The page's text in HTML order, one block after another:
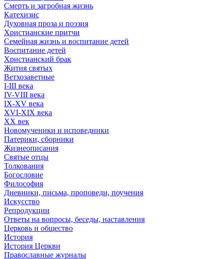
Смерть и загробная жизнь
Катехизис
Духовная проза и поэзия
Христианские притчи
Семейная жизнь и воспитание детей
Воспитание детей
Христианский брак
Жития святых
Ветхозаветные
I-III века
IV-VIII века
IX-XV века
XVI-XIX века
XX век
Новомученики и исповедники
Патерики, сборники
Жизнеописания
Святые отцы
Толкования
Богословие
Философия
Дневники, письма, проповеди, поучения
Искусство
Репродукции
Ответы на вопросы, беседы, наставления
Церковь и общество
История
История Церкви
Православные журналы